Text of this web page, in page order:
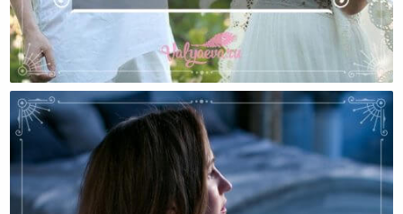
Как Выйти Замуж И Не Пропасть? Шаг Первый.